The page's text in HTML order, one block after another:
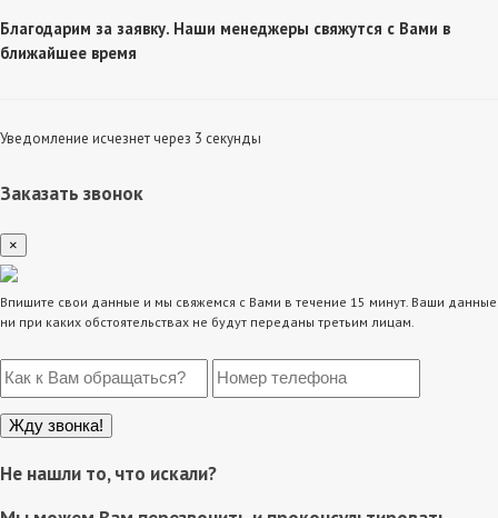
Благодарим за заявку. Наши менеджеры свяжутся с Вами в
ближайшее время
Уведомление исчезнет через 3 секунды
Заказать звонок
×
Впишите свои данные и мы свяжемся с Вами в течение 15 минут. Ваши данные
ни при каких обстоятельствах не будут переданы третьим лицам.
Не нашли то, что искали?